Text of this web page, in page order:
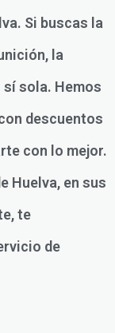
Si buscas la
la
sola. Hemos
descuentos
con lo mejor.
Huelva, en sus
te
de